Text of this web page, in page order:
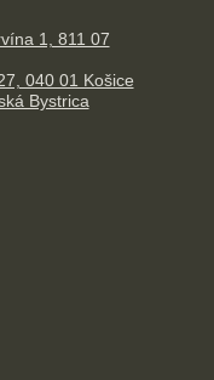
1, 811 07
040 01 Košice
Bystrica